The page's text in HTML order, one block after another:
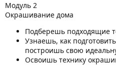
Модуль 2
Окрашивание дома
Подберешь подходящие
Узнаешь, как
построишь свою
Освоишь технику